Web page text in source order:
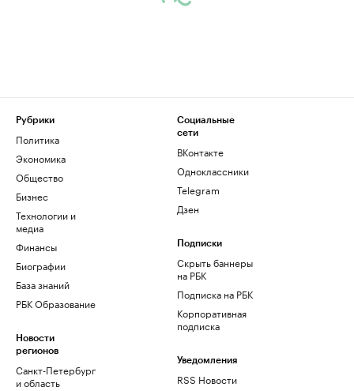
Рубрики
Политика
Экономика
Общество
Бизнес
Технологии и
медиа
Финансы
Биографии
База знаний
РБК Образование
Новости
регионов
Санкт-Петербург
и область
Социальные
сети
ВКонтакте
Одноклассники
Telegram
Дзен
Подписки
Скрыть баннеры
на РБК
Подписка на РБК
Корпоративная
подписка
Уведомления
RSS Новости